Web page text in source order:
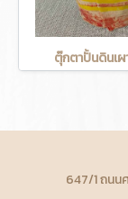
ตุ๊กตาปั้นดินเผ
647/1 ถนน